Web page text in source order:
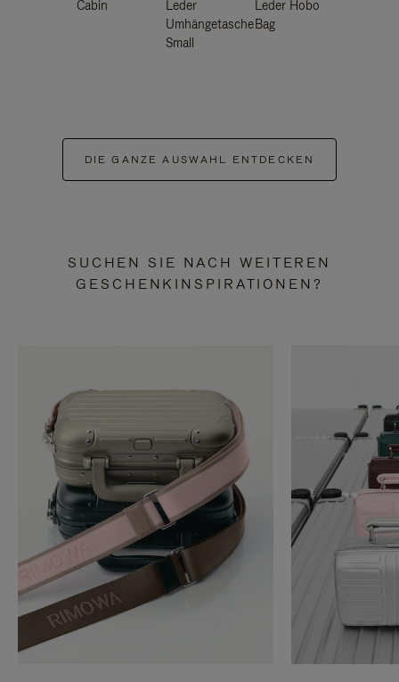
Cabin
Leder
Umhängetasche
Small
Leder Hobo
Bag
DIE GANZE AUSWAHL ENTDECKEN
SUCHEN SIE NACH WEITEREN
GESCHENKINSPIRATIONEN?